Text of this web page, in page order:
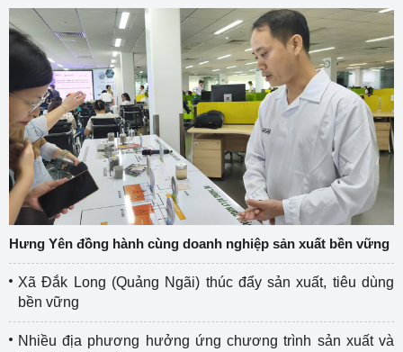
Hưng Yên đồng hành cùng doanh nghiệp sản xuất bền vững
Xã Đắk Long (Quảng Ngãi) thúc đẩy sản xuất, tiêu dùng
bền vững
Nhiều địa phương hưởng ứng chương trình sản xuất và